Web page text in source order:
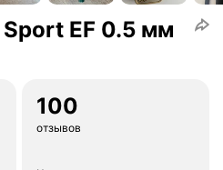
EF 0.5 мм
100
отзывов